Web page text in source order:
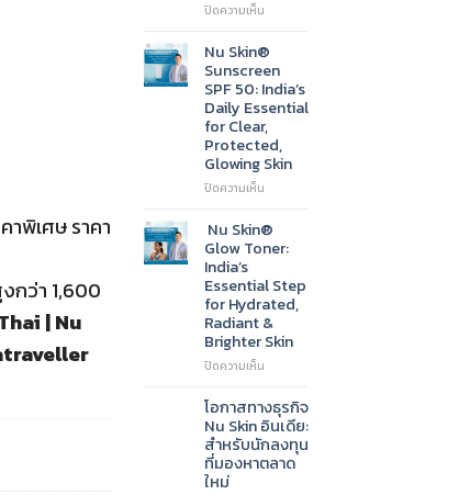
าพิเศษ ราคา
กว่า 1,600
| Nu
ปิดความเห็น
Skin®
Face
Wash:
India’s
New
Go-
To
Cleanser
Looking
Skin
Nu Skin®
Sunscreen
SPF 50: India’s
Daily Essential
for Clear,
Protected,
Glowing Skin
ปิดความเห็น
Skin®
Sunscreen
SPF
India’s
Daily
Essential
for
Skin
Nu Skin®
Glow Toner:
India’s
Essential Step
for Hydrated,
Radiant &
Brighter Skin
ปิดความเห็น
Skin®
Glow
Toner:
India’s
Essential
โอกาสทางธุรกิจ
Nu Skin อินเดีย:
สำหรับนักลงทุน
ที่มองหาตลาด
ใหม่